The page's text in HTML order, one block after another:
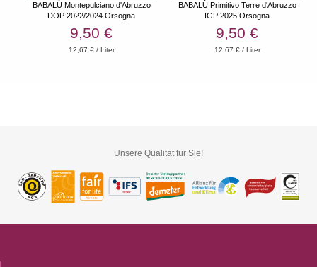
BABALÙ Montepulciano d'Abruzzo
DOP 2022/2024 Orsogna
9,50 €
12,67 € / Liter
BABALÙ Primitivo Terre d'Abruzzo
IGP 2025 Orsogna
9,50 €
12,67 € / Liter
Unsere Qualität für Sie!